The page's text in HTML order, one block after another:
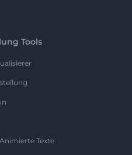
Tools
Texte